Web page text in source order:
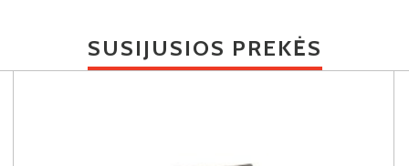
SUSIJUSIOS PREKĖS